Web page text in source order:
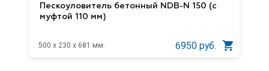
Пескоуловитель бетонный NDB-N 150 (с
муфтой 110 мм)
500 x 230 x 681 мм. 6950 руб.